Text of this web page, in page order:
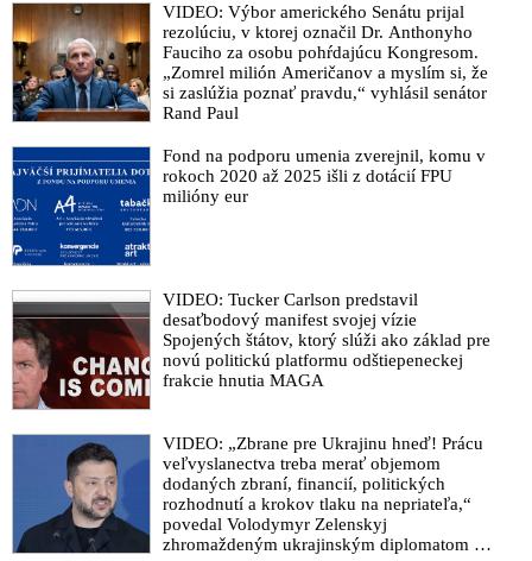
VIDEO: Výbor amerického Senátu prijal
rezolúciu, v ktorej označil Dr. Anthonyho
Fauciho za osobu pohŕdajúcu Kongresom.
„Zomrel milión Američanov a myslím si, že
si zaslúžia poznať pravdu,“ vyhlásil senátor
Rand Paul
Fond na podporu umenia zverejnil, komu v
rokoch 2020 až 2025 išli z dotácií FPU
milióny eur
VIDEO: Tucker Carlson predstavil
desaťbodový manifest svojej vízie
Spojených štátov, ktorý slúži ako základ pre
novú politickú platformu odštiepeneckej
frakcie hnutia MAGA
VIDEO: „Zbrane pre Ukrajinu hneď! Prácu
veľvyslanectva treba merať objemom
dodaných zbraní, financií, politických
rozhodnutí a krokov tlaku na nepriateľa,“
povedal Volodymyr Zelenskyj
zhromaždeným ukrajinským diplomatom v